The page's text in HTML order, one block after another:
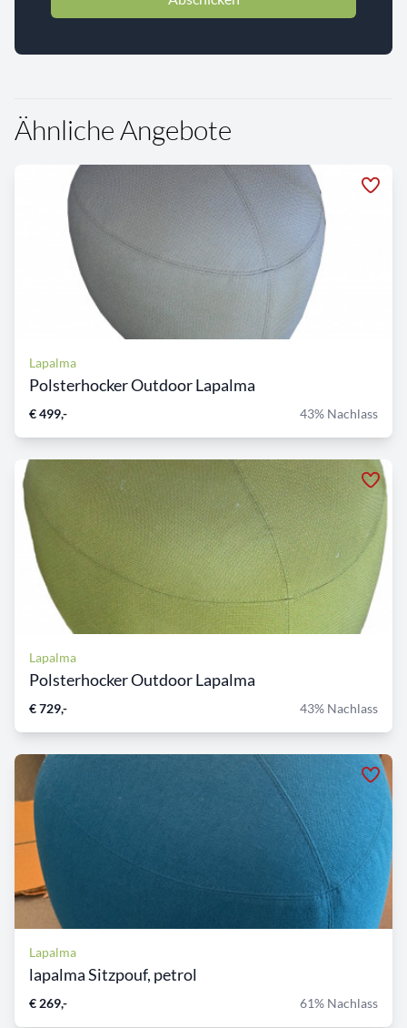
Ähnliche Angebote
Lapalma
Polsterhocker Outdoor Lapalma
€ 499,- 43% Nachlass
Lapalma
Polsterhocker Outdoor Lapalma
€ 729,- 43% Nachlass
Lapalma
lapalma Sitzpouf, petrol
€ 269,- 61% Nachlass